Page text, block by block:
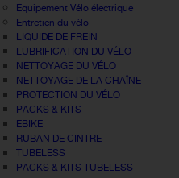
Equipement Vélo électrique
Entretien du vélo
LIQUIDE DE FREIN
LUBRIFICATION DU VÉLO
NETTOYAGE DU VÉLO
NETTOYAGE DE LA CHAÎNE
PROTECTION DU VÉLO
PACKS & KITS
EBIKE
RUBAN DE CINTRE
TUBELESS
PACKS & KITS TUBELESS